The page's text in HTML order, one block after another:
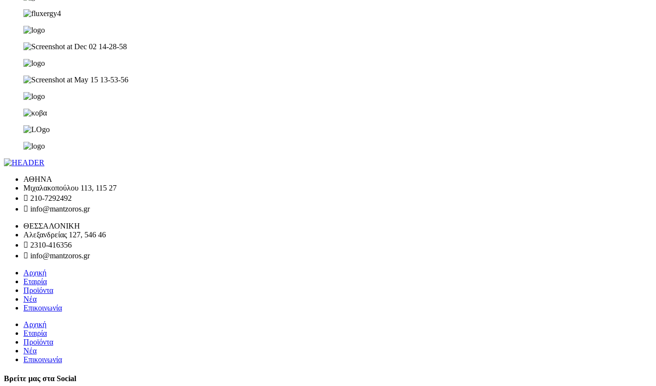
ΑΘΗΝΑ
Μιχαλακοπούλου 113, 115 27
210-7292492
info@mantzoros.gr
ΘΕΣΣΑΛΟΝΙΚΗ
Αλεξανδρείας 127, 546 46
2310-416356
info@mantzoros.gr
Αρχική
Εταιρία
Προϊόντα
Νέα
Επικοινωνία
Αρχική
Εταιρία
Προϊόντα
Νέα
Επικοινωνία
Βρείτε μας στα Social